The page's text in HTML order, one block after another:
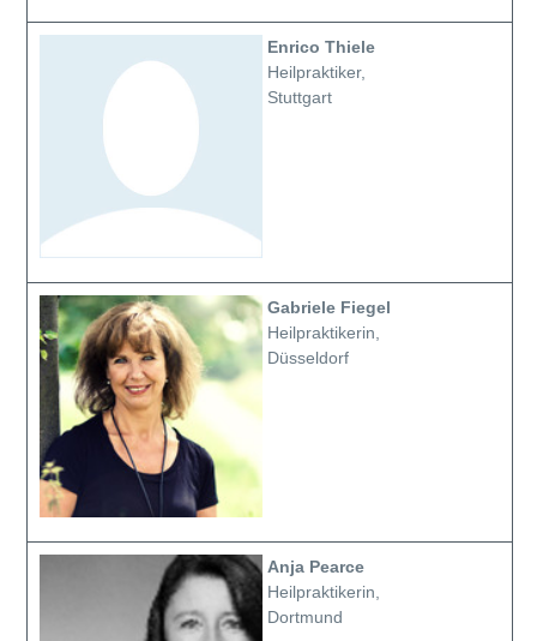
Enrico Thiele
Heilpraktiker,
Stuttgart
Gabriele Fiegel
Heilpraktikerin,
Düsseldorf
Anja Pearce
Heilpraktikerin,
Dortmund